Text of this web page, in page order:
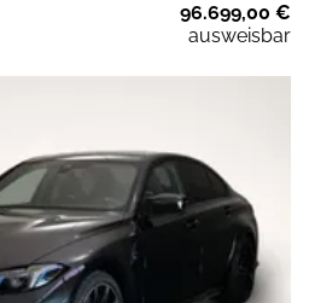
96.699,00 €
ausweisbar